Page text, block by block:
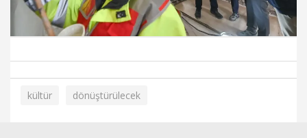
kültür dönüştürülecek